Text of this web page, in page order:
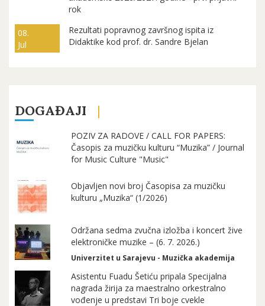
rok
08.
Jul
Rezultati popravnog završnog ispita iz
Didaktike kod prof. dr. Sandre Bjelan
DOGAĐAJI
POZIV ZA RADOVE / CALL FOR PAPERS:
Časopis za muzičku kulturu “Muzika” / Journal
for Music Culture "Music"
Objavljen novi broj Časopisa za muzičku
kulturu „Muzika“ (1/2026)
Održana sedma zvučna izložba i koncert žive
elektroničke muzike – (6. 7. 2026.)
Univerzitet u Sarajevu - Muzička akademija
Asistentu Fuadu Šetiću pripala Specijalna
nagrada žirija za maestralno orkestralno
vođenje u predstavi Tri boje cvekle